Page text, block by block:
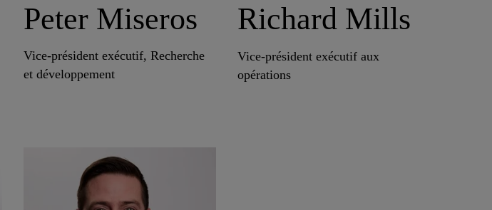
Peter Miseros
Vice-président exécutif, Recherche
et développement
Richard Mills
Vice-président exécutif aux
opérations